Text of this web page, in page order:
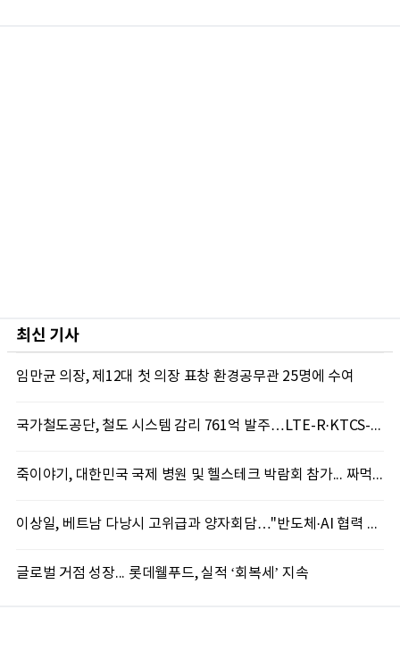
최신 기사
임만균 의장, 제12대 첫 의장 표창 환경공무관 25명에 수여
국가철도공단, 철도 시스템 감리 761억 발주…LTE-R·KTCS-2 구축 속도
죽이야기, 대한민국 국제 병원 및 헬스테크 박람회 참가... 짜먹는 죽 자판기 솔루션 선봬
이상일, 베트남 다낭시 고위급과 양자회담…"반도체·AI 협력 본격 확대"
글로벌 거점 성장... 롯데웰푸드, 실적 ‘회복세’ 지속